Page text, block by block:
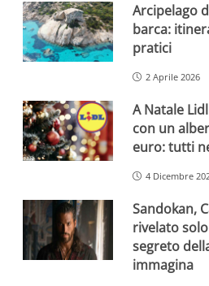
Arcipelago
barca:
pratici
2 Aprile 2026
A Natale
con un
euro: tutti
4 Dicembre
Sandokan,
rivelato
segreto
immagina